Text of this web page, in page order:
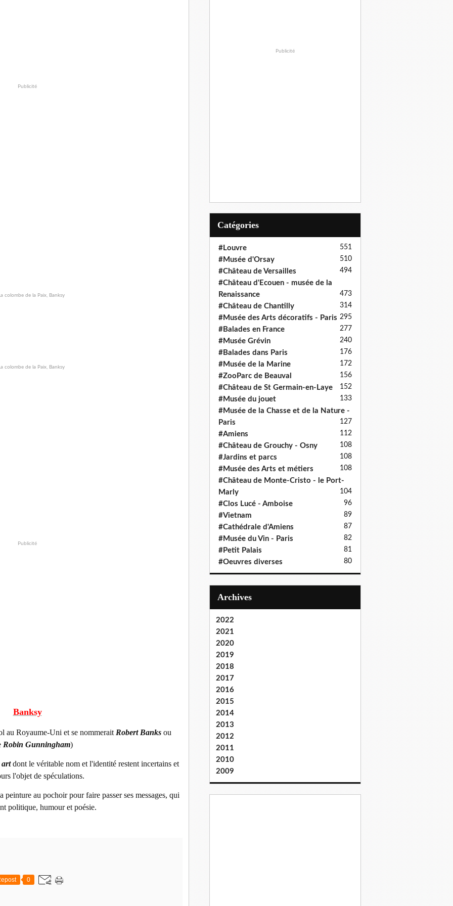
Publicité
Publicité
Banksy
au Royaume-Uni et se nommerait Robert Banks ou
Robin Gunningham)
artdont le véritable nom et l'identité restent incertains et
l'objet de spéculations.
au pochoir pour faire passer ses messages, qui
politique, humour et poésie.
0
Publicité
Catégories
#Louvre 551
#Musée d'Orsay 510
#Château de Versailles 494
#Château d'Ecouen - musée de la
Renaissance
473
#Château de Chantilly 314
#Musée des Arts décoratifs - Paris 295
#Balades en France 277
#Musée Grévin 240
#Balades dans Paris 176
#Musée de la Marine 172
#ZooParc de Beauval 156
#Château de St Germain-en-Laye 152
#Musée du jouet 133
#Musée de la Chasse et de la Nature -
Paris
127
#Amiens 112
#Château de Grouchy - Osny 108
#Jardins et parcs 108
#Musée des Arts et métiers 108
#Château de Monte-Cristo - le Port-
Marly
104
#Clos Lucé - Amboise 96
#Vietnam 89
#Cathédrale d'Amiens 87
#Musée du Vin - Paris 82
#Petit Palais 81
#Oeuvres diverses 80
Archives
2022
2021
2020
2019
2018
2017
2016
2015
2014
2013
2012
2011
2010
2009